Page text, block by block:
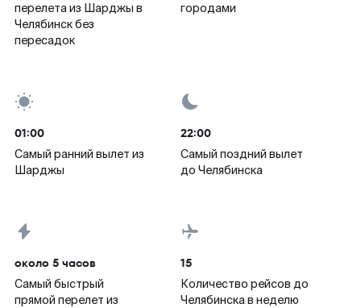
перелета из Шарджы в
Челябинск без
пересадок
городами
01:00
Самый ранний вылет из
Шарджы
22:00
Самый поздний вылет
до Челябинска
около 5 часов
Самый быстрый
прямой перелет из
15
Количество рейсов до
Челябинска в неделю